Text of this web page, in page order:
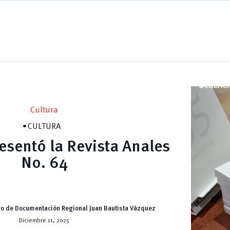
Cultura
CULTURA
la Revista Anales
No. 64
de Documentación Regional Juan Bautista Vázquez
Diciembre 11, 2025